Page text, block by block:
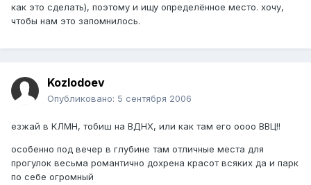
как это сделать), поэтому и ищу определённое место. хочу,
чтобы нам это запомнилось.
Kozlodoev
Опубликовано: 5 сентября 2006
езжай в КЛМН, тобиш на ВДНХ, или как там его оооо ВВЦ!!
особенно под вечер в глубине там отличные места для
прогулок весьма романтично дохрена красот всяких да и парк
по себе огромный